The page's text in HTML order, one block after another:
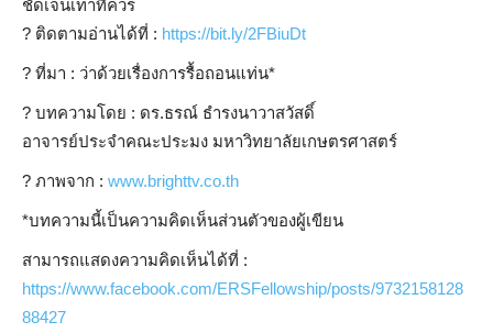
ชัดเจนเท่าที่ควร
?️ ติดตามอ่านได้ที่ : https://bit.ly/2FBiuDt
? ที่มา : ว่าด้วยเรื่องการรื้อถอนแท่น*
? บทความโดย : ดร.ธรณ์ ธำรงนาวาสวัสดิ์
อาจารย์ประจำคณะประมง มหาวิทยาลัยเกษตรศาสตร์
?️ ภาพจาก : www.brighttv.co.th
*บทความนี้เป็นความคิดเห็นส่วนตัวของผู้เขียน
สามารถแสดงความคิดเห็นได้ที่ :
https://www.facebook.com/ERSFellowship/posts/9732158128
88427